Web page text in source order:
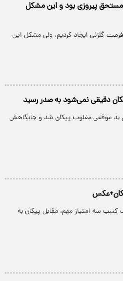
مستحق پیروزی بود و این مشکل
فرصت گلزنی ایجاد کردیم، ولی مشکل این
دقیقی نمی‌شود به صدر رسید
بد موقعی مغلوب پیکان شد و جایگاهش
کسب سه امتیاز مهم، مقابل پیکان به